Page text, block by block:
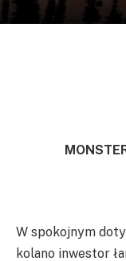
W spokojnym
kolano inwestor